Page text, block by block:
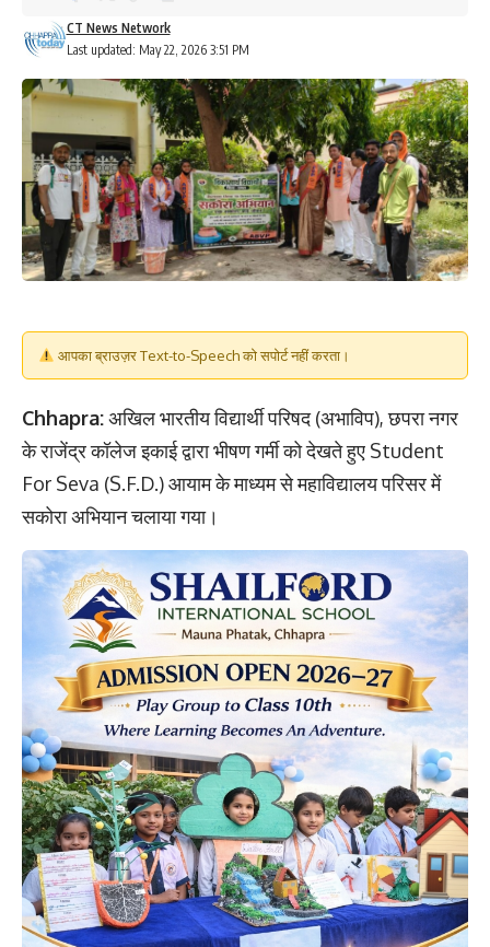
Last updated: May 22, 2026 3:51 PM
CT News Network
आपका ब्राउज़र Text-to-Speech को सपोर्ट नहीं करता।
Chhapra:अखिल भारतीय विद्यार्थी परिषद (अभाविप), छपरा नगर
के राजेंद्र कॉलेज इकाई द्वारा भीषण गर्मी को देखते हुए Student
For Seva (S.F.D.) आयाम के माध्यम से महाविद्यालय परिसर में
सकोरा अभियान चलाया गया।